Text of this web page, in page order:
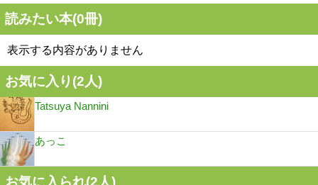
読みたい本(0冊)
表示する内容がありません
お気に入り(2人)
Tatsuya Nannini
あっこ
お気に入られ(2人)